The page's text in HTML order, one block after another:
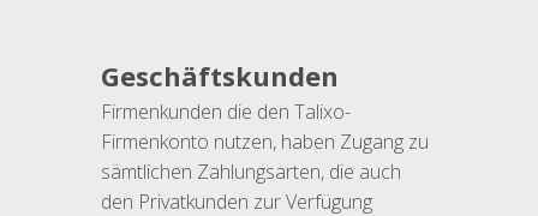
Geschäftskunden
Firmenkunden die den Talixo-
Firmenkonto nutzen, haben Zugang zu
sämtlichen Zahlungsarten, die auch
den Privatkunden zur Verfügung